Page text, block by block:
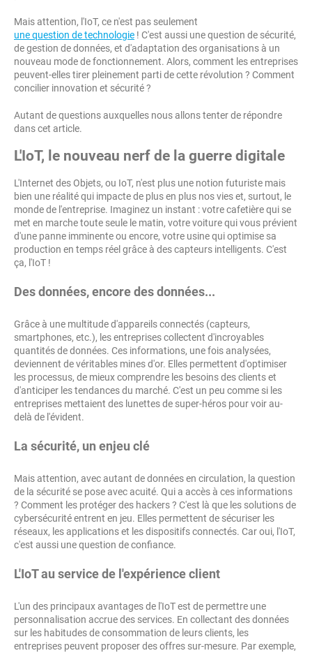
Mais attention, l'IoT, ce n'est pas seulement
une question de technologie ! C'est aussi une question de sécurité,
de gestion de données, et d'adaptation des organisations à un
nouveau mode de fonctionnement. Alors, comment les entreprises
peuvent-elles tirer pleinement parti de cette révolution ? Comment
concilier innovation et sécurité ?
Autant de questions auxquelles nous allons tenter de répondre
dans cet article.
L'IoT, le nouveau nerf de la guerre digitale
L'Internet des Objets, ou IoT, n'est plus une notion futuriste mais
bien une réalité qui impacte de plus en plus nos vies et, surtout, le
monde de l'entreprise. Imaginez un instant : votre cafetière qui se
met en marche toute seule le matin, votre voiture qui vous prévient
d'une panne imminente ou encore, votre usine qui optimise sa
production en temps réel grâce à des capteurs intelligents. C'est
ça, l'IoT !
Des données, encore des données...
Grâce à une multitude d'appareils connectés (capteurs,
smartphones, etc.), les entreprises collectent d'incroyables
quantités de données. Ces informations, une fois analysées,
deviennent de véritables mines d'or. Elles permettent d'optimiser
les processus, de mieux comprendre les besoins des clients et
d'anticiper les tendances du marché. C'est un peu comme si les
entreprises mettaient des lunettes de super-héros pour voir au-
delà de l'évident.
La sécurité, un enjeu clé
Mais attention, avec autant de données en circulation, la question
de la sécurité se pose avec acuité. Qui a accès à ces informations
? Comment les protéger des hackers ? C'est là que les solutions de
cybersécurité entrent en jeu. Elles permettent de sécuriser les
réseaux, les applications et les dispositifs connectés. Car oui, l'IoT,
c'est aussi une question de confiance.
L'IoT au service de l'expérience client
L'un des principaux avantages de l'IoT est de permettre une
personnalisation accrue des services. En collectant des données
sur les habitudes de consommation de leurs clients, les
entreprises peuvent proposer des offres sur-mesure. Par exemple,